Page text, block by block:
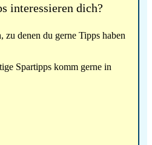
interessieren dich?
zu denen du gerne Tipps haben
Spartipps komm gerne in